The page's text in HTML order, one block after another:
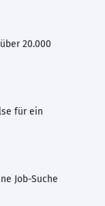
20.000
für ein
Job-Suche